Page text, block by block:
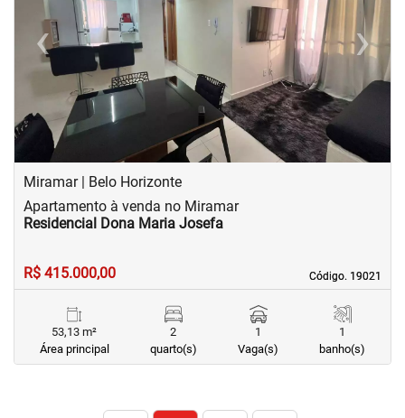
‹
Previous ›Next
Miramar | Belo Horizonte
Código. 19021
Código. 19021
Apartamento à venda no Miramar
Residencial Dona Maria Josefa
R$ 415.000,00
53,13 m²
Área principal
2
quarto(s)
1
Vaga(s)
1
banho(s)